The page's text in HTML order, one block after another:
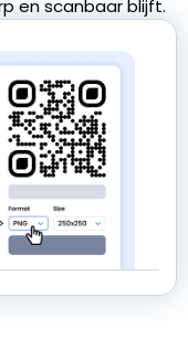
en scanbaar blijft.